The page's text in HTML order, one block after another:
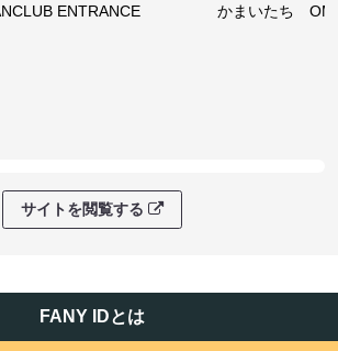
ENTRANCE かまいたち
サイトを閲覧する
FANY IDとは